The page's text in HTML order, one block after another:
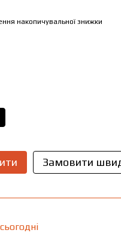
накопичувальної знижки
Замовити